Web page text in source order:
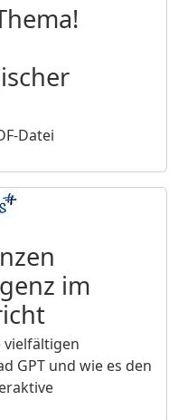
Datei
im
vielfältigen
GPT und wie es den